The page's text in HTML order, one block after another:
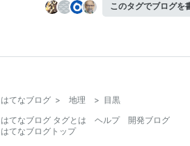
このタグでブログを
はてなブログ > 地理 > 目黒
はてなブログ タグとは
ヘルプ
開発ブログ
はてなブログトップ